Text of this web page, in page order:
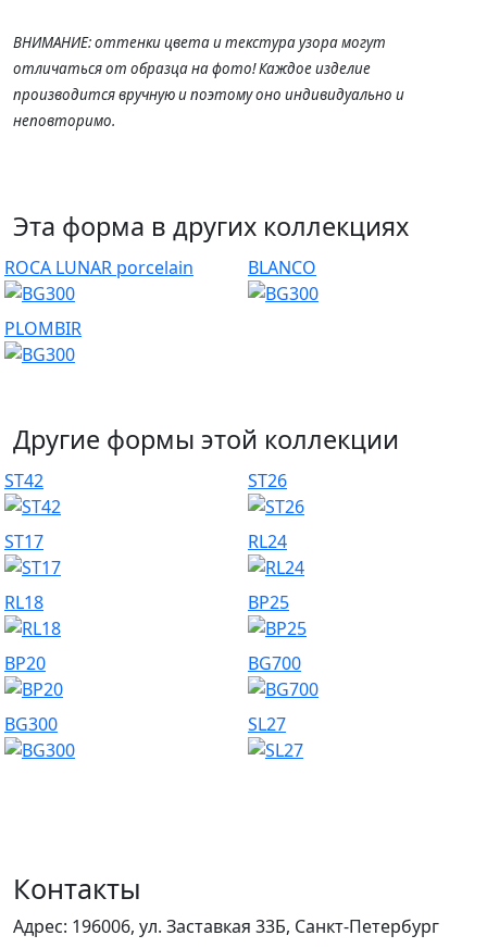
ВНИМАНИЕ: оттенки цвета и текстура узора могут
отличаться от образца на фото! Каждое изделие
производится вручную и поэтому оно индивидуально и
неповторимо.
Эта форма в других коллекциях
ROCA LUNAR porcelain BLANCO
PLOMBIR
Другие формы этой коллекции
ST42 ST26
ST17 RL24
RL18 BP25
BP20 BG700
BG300 SL27
Контакты
Адрес: 196006, ул. Заставкая 33Б, Санкт-Петербург